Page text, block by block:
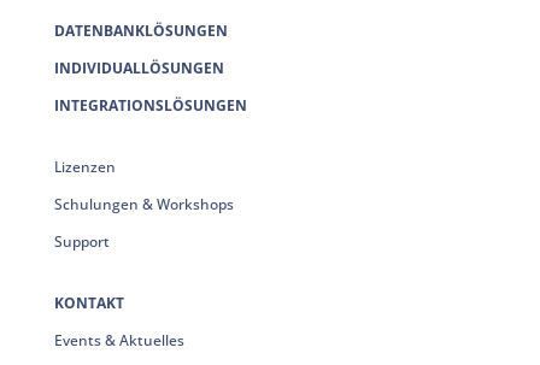
DATENBANKLÖSUNGEN
INDIVIDUALLÖSUNGEN
INTEGRATIONSLÖSUNGEN
Lizenzen
Schulungen & Workshops
Support
KONTAKT
Events & Aktuelles